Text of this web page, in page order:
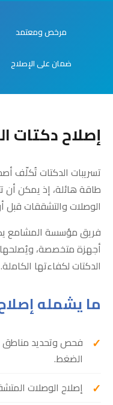
مرخص ومعتمد
ضمان على الإصلاح
إصلاح دكتات
تسريبات الدكتات تُكلّف
الوصلات والتشققات
فريق مؤسسة المشامع
أجهزة متخصصة، ويُصلحها
الدكتات لكفاءتها الكاملة.
ما يشمله
فحص وتحديد مناطق
الضغط.
إصلاح الوصلات